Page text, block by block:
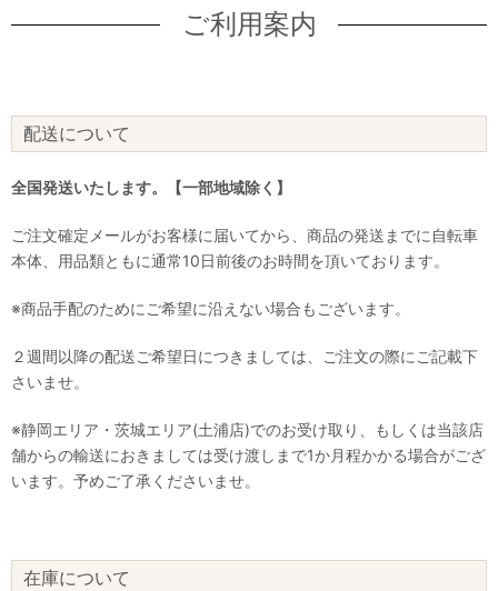
ご利用案内
配送について
全国発送いたします。【一部地域除く】
ご注文確定メールがお客様に届いてから、商品の発送までに自転車
本体、用品類ともに通常10日前後のお時間を頂いております。
※商品手配のためにご希望に沿えない場合もございます。
２週間以降の配送ご希望日につきましては、ご注文の際にご記載下
さいませ。
※静岡エリア・茨城エリア(土浦店)でのお受け取り、もしくは当該店
舗からの輸送におきましては受け渡しまで1か月程かかる場合がござ
います。予めご了承くださいませ。
在庫について